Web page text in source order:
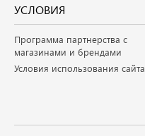
УСЛОВИЯ
Программа партнерства с
магазинами и брендами
Условия использования сайта